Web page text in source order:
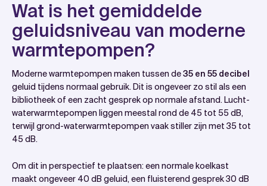
Wat zegt de wet over geluidsnormen voor
warmtepompen?
Hoe wij helpen met een stille warmtepompinstallatie
Veelgestelde vragen
Wat is het gemiddelde
geluidsniveau van moderne
warmtepompen?
Moderne warmtepompen maken tussen de35 en 55 decibel
geluid tijdens normaal gebruik. Dit is ongeveer zo stil als een
bibliotheek of een zacht gesprek op normale afstand. Lucht-
waterwarmtepompen liggen meestal rond de 45 tot 55 dB,
terwijl grond-waterwarmtepompen vaak stiller zijn met 35 tot
45 dB.
Om dit in perspectief te plaatsen: een normale koelkast
maakt ongeveer 40 dB geluid, een fluisterend gesprek 30 dB